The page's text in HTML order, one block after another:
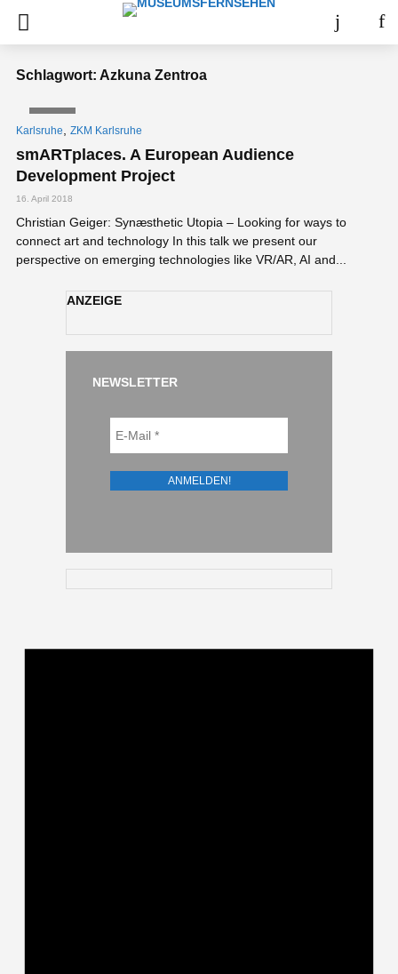
Schlagwort: Azkuna Zentroa
Karlsruhe ZKM Karlsruhe
smARTplaces. A European Audience
Development Project
16. April 2018
Christian Geiger: Synæsthetic Utopia – Looking for ways to
connect art and technology In this talk we present our
perspective on emerging technologies like VR/AR, AI and...
ANZEIGE
NEWSLETTER